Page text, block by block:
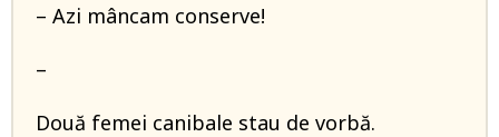
– Azi mâncam conserve!
–
Două femei canibale stau de vorbă.